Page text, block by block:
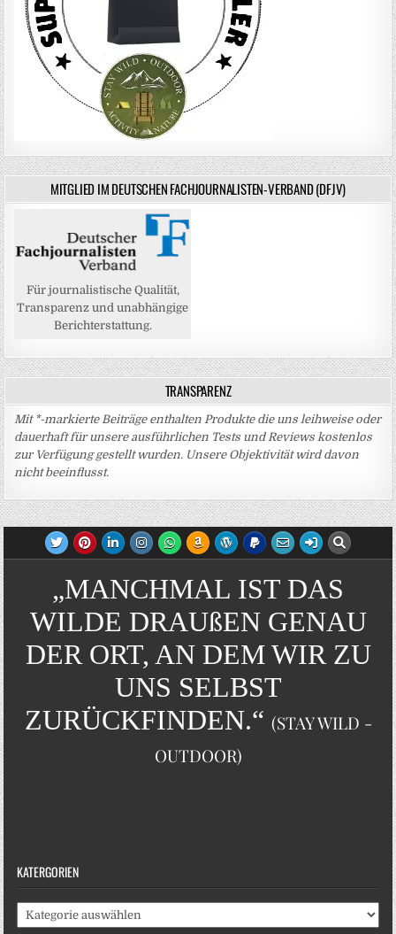
MITGLIED IM DEUTSCHEN FACHJOURNALISTEN-VERBAND (DFJV)
Für journalistische Qualität,
Transparenz und unabhängige
Berichterstattung.
TRANSPARENZ
Mit *-markierte Beiträge enthalten Produkte die uns leihweise oder
dauerhaft für unsere ausführlichen Tests und Reviews kostenlos
zur Verfügung gestellt wurden. Unsere Objektivität wird davon
nicht beeinflusst.
„MANCHMAL IST DAS
WILDE DRAUßEN GENAU
DER ORT, AN DEM WIR ZU
UNS SELBST
ZURÜCKFINDEN.“ (STAY WILD -
OUTDOOR)
KATERGORIEN
Katergorien